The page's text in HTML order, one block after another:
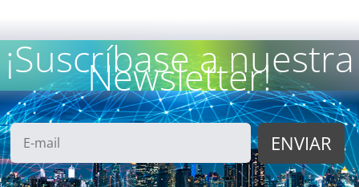
¡Suscríbase a nuestra
Newsletter!